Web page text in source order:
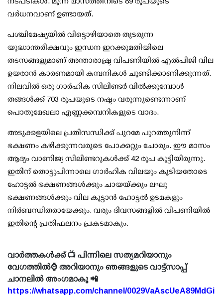
വര്‍ധനവാണ് ഉണ്ടായത്.
പശ്ചിമേഷ്യയില്‍ വിട്ടൊഴിയാതെ തുടരുന്ന
യുദ്ധാന്തരീക്ഷവും ഇന്ധന ഇറക്കുമതിയിലെ
തടസങ്ങളുമാണ് അന്താരാഷ്ട്ര വിപണിയില്‍ എല്‍പിജി വില
ഉയരാന്‍ കാരണമായി കമ്പനികള്‍ ചൂണ്ടിക്കാണിക്കുന്നത്.
നിലവില്‍ ഒരു ഗാര്‍ഹിക സിലിണ്ടര്‍ വില്‍ക്കുമ്പോള്‍
തങ്ങള്‍ക്ക് 703 രൂപയുടെ നഷ്ടം വരുന്നുണ്ടെന്നാണ്
പൊതുമേഖലാ എണ്ണക്കമ്പനികളുടെ വാദം.
അടുക്കളയിലെ പ്രതിസന്ധിക്ക് പുറമേ പുറത്തുനിന്ന്
ഭക്ഷണം കഴിക്കുന്നവരുടെ പോക്കറ്റും ചോരും. ഈ മാസം
ആദ്യം വാണിജ്യ സിലിണ്ടറുകള്‍ക്ക് 42 രൂപ കൂട്ടിയിരുന്നു.
ഇതിന് തൊട്ടുപിന്നാലെ ഗാര്‍ഹിക വിലയും കൂടിയതോടെ
ഹോട്ടല്‍ ഭക്ഷണങ്ങള്‍ക്കും ചായയ്ക്കും ലഘു
ഭക്ഷണങ്ങള്‍ക്കും വില കൂട്ടാന്‍ ഹോട്ടല്‍ ഉടമകളും
നിര്‍ബന്ധിതരായേക്കും. വരും ദിവസങ്ങളില്‍ വിപണിയില്‍
ഇതിന്റെ പ്രതിഫലനം പ്രകടമാകും.
വാർത്തകൾക്ക് 📺 പിന്നിലെ സത്യമറിയാനും
വേഗത്തിൽ⌚ അറിയാനും ഞങ്ങളുടെ വാട്ട്സാപ്പ്
ചാനലിൽ അംഗമാകൂ 📲
https://whatsapp.com/channel/0029VaAscUeA89MdGi